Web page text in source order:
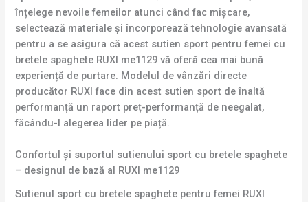
înțelege nevoile femeilor atunci când fac mișcare,
selectează materiale și încorporează tehnologie avansată
pentru a se asigura că acest sutien sport pentru femei cu
bretele spaghete RUXI me1129 vă oferă cea mai bună
experiență de purtare. Modelul de vânzări directe
producător RUXI face din acest sutien sport de înaltă
performanță un raport preț-performanță de neegalat,
făcându-l alegerea lider pe piață.
Confortul și suportul sutienului sport cu bretele spaghete
– designul de bază al RUXI me1129
Sutienul sport cu bretele spaghete pentru femei RUXI